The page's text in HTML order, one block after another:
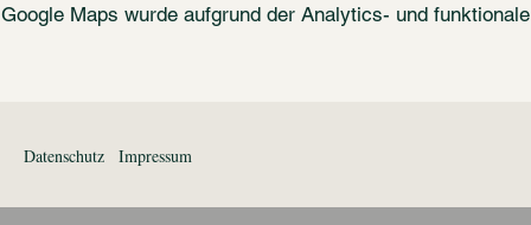
Google Maps wurde aufgrund der Analytics- und
Datenschutz Impressum